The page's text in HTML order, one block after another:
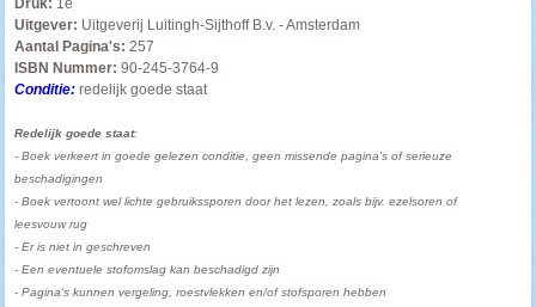
Druk: 1e
Uitgever: Uitgeverij Luitingh-Sijthoff B.v. - Amsterdam
Aantal Pagina's: 257
ISBN Nummer: 90-245-3764-9
Conditie: redelijk goede staat
Redelijk goede staat:
- Boekverkeert in goede gelezen conditie, geen missende pagina's of serieuze
beschadigingen
- Boek vertoont wel lichte gebruikssporen door het lezen, zoals bijv. ezelsoren of
leesvouw rug
- Er is niet in geschreven
- Een eventuele stofomslag kan beschadigd zijn
- Pagina's kunnen vergeling, roestvlekken en/of stofsporen hebben